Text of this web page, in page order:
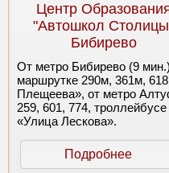
Центр
"Автошкол
Бибирево
От метро Бибирево (9
маршрутке 290м, 361м,
Плещеева», от метро
259, 601, 774,
«Улица Лескова».
Подробнее